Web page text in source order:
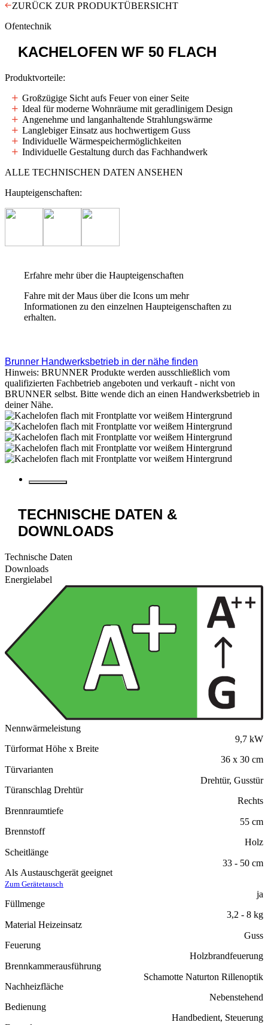
ZURÜCK ZUR PRODUKTÜBERSICHT
Ofentechnik
KACHELOFEN WF 50 FLACH
Produktvorteile:
Großzügige Sicht aufs Feuer von einer Seite
Ideal für moderne Wohnräume mit geradlinigem Design
Angenehme und langanhaltende Strahlungswärme
Langlebiger Einsatz aus hochwertigem Guss
Individuelle Wärmespeichermöglichkeiten
Individuelle Gestaltung durch das Fachhandwerk
ALLE TECHNISCHEN DATEN ANSEHEN
Haupteigenschaften:
Erfahre mehr über die Haupteigenschaften
Fahre mit der Maus über die Icons um mehr
Informationen zu den einzelnen Haupteigenschaften zu
erhalten.
Brunner Handwerksbetrieb in der nähe finden
Hinweis: BRUNNER Produkte werden ausschließlich vom
qualifizierten Fachbetrieb angeboten und verkauft - nicht von
BRUNNER selbst. Bitte wende dich an einen Handwerksbetrieb in
deiner Nähe.
TECHNISCHE DATEN &
DOWNLOADS
Technische Daten
Downloads
Energielabel
Nennwärmeleistung
9,7 kW
Türformat Höhe x Breite
36 x 30 cm
Türvarianten
Drehtür, Gusstür
Türanschlag Drehtür
Rechts
Brennraumtiefe
55 cm
Brennstoff
Holz
Scheitlänge
33 - 50 cm
Als Austauschgerät geeignet
Zum Gerätetausch
ja
Füllmenge
3,2 - 8 kg
Material Heizeinsatz
Guss
Feuerung
Holzbrandfeuerung
Brennkammerausführung
Schamotte Naturton Rillenoptik
Nachheizfläche
Nebenstehend
Bedienung
Handbedient, Steuerung